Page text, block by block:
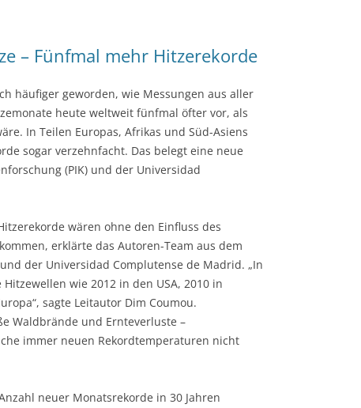
– Fünfmal mehr Hitzerekorde
häufiger geworden, wie Messungen aus aller
heute weltweit fünfmal öfter vor, als
In Teilen Europas, Afrikas und Süd-Asiens
sogar verzehnfacht. Das belegt eine neue
(PIK) und der Universidad
wären ohne den Einfluss des
erklärte das Autoren-Team aus dem
der Universidad Complutense de Madrid. „In
wie 2012 in den USA, 2010 in
sagte Leitautor Dim Coumou.
Waldbrände und Ernteverluste –
immer neuen Rekordtemperaturen nicht
neuer Monatsrekorde in 30 Jahren